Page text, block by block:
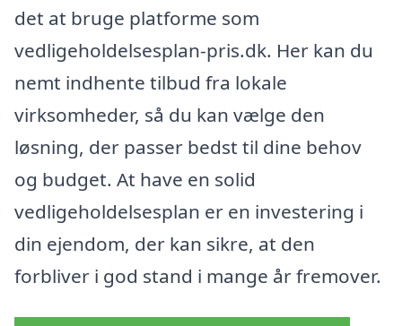
det at bruge platforme som
vedligeholdelsesplan-pris.dk. Her kan du
nemt indhente tilbud fra lokale
virksomheder, så du kan vælge den
løsning, der passer bedst til dine behov
og budget. At have en solid
vedligeholdelsesplan er en investering i
din ejendom, der kan sikre, at den
forbliver i god stand i mange år fremover.